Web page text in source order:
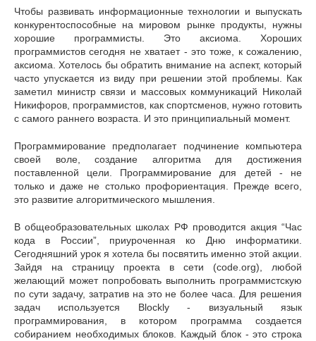
Чтобы развивать информационные технологии и выпускать
конкурентоспособные на мировом рынке продукты, нужны
хорошие программисты. Это аксиома. Хороших
программистов сегодня не хватает - это тоже, к сожалению,
аксиома. Хотелось бы обратить внимание на аспект, который
часто упускается из виду при решении этой проблемы. Как
заметил министр связи и массовых коммуникаций Николай
Никифоров, программистов, как спортсменов, нужно готовить
с самого раннего возраста. И это принципиальный момент.
Программирование предполагает подчинение компьютера
своей воле, создание алгоритма для достижения
поставленной цели. Программирование для детей - не
только и даже не столько профориентация. Прежде всего,
это развитие алгоритмического мышления.
В общеобразовательных школах РФ проводится акция “Час
кода в России”, приуроченная ко Дню информатики.
Сегодняшний урок я хотела бы посвятить именно этой акции.
Зайдя на страницу проекта в сети (code.org), любой
желающий может попробовать выполнить программистскую
по сути задачу, затратив на это не более часа. Для решения
задач используется Blockly - визуальный язык
программирования, в котором программа создается
собиранием необходимых блоков. Каждый блок - это строка